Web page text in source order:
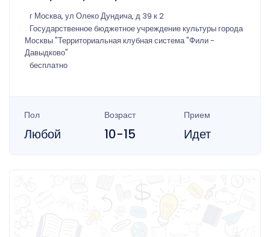
г Москва, ул Олеко Дундича, д 39 к 2
Государственное бюджетное учреждение культуры города
Москвы "Территориальная клубная система "Фили -
Давыдково"
бесплатно
Пол
Любой
Возраст
10-15
Прием
Идет